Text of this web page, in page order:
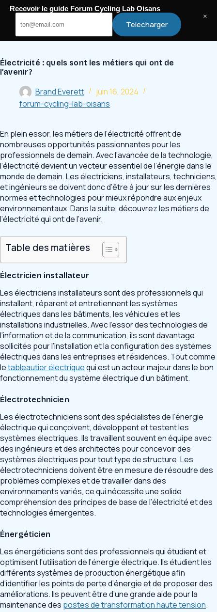
Passer
contenu
Cycling Lab Oisans
Électricité : quels sont les métiers qui ont de
l’avenir ?
Brand Everett
juin 16, 2024
forum-cycling-lab-oisans
En plein essor, les métiers de l’électricité offrent de
nombreuses opportunités passionnantes pour les
professionnels de demain. Avec l’avancée de la technologie,
l’électricité devient un vecteur essentiel de l’énergie dans le
monde de demain. Les électriciens, installateurs, techniciens,
et ingénieurs se doivent donc d’être à jour sur les dernières
normes et technologies pour mieux répondre aux enjeux
environnementaux. Dans la suite, découvrez les métiers de
l’électricité qui ont de l’avenir.
Table des matières
Électricien installateur
Les électriciens installateurs sont des professionnels qui
installent, réparent et entretiennent les systèmes
électriques dans les bâtiments, les véhicules et les
installations industrielles. Avec l’essor des technologies de
l’information et de la communication, ils sont davantage
sollicités pour l’installation et la configuration des systèmes
électriques dans les entreprises et résidences. Tout comme
letableautier électriquequi est un acteur majeur dans le bon
fonctionnement du système électrique d’un bâtiment.
Électrotechnicien
Les électrotechniciens sont des spécialistes de l’énergie
électrique qui conçoivent, développent et testent les
systèmes électriques. Ils travaillent souvent en équipe avec
des ingénieurs et des architectes pour concevoir des
systèmes électriques pour tout type de structure. Les
électrotechniciens doivent être en mesure de résoudre des
problèmes complexes et de travailler dans des
environnements variés, ce qui nécessite une solide
compréhension des principes de base de l’électricité et des
technologies émergentes.
Énergéticien
Les énergéticiens sont des professionnels qui étudient et
optimisent l’utilisation de l’énergie électrique. Ils étudient les
différents systèmes de production énergétique afin
d’identifier les points de perte d’énergie et de proposer des
améliorations. Ils peuvent être d’une grande aide pour la
maintenance des postes de transformation haute tension.
Recevoir le guide Forum Cycling Lab Oisans
Telecharger
×